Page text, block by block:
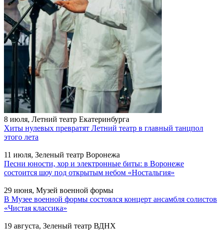
8 июля, Летний театр Екатеринбурга
Хиты нулевых превратят Летний театр в главный танцпол
этого лета
11 июля, Зеленый театр Воронежа
Песни юности, хор и электронные биты: в Воронеже
состоится шоу под открытым небом «Ностальгия»
29 июня, Музей военной формы
В Музее военной формы состоялся концерт ансамбля солистов
«Чистая классика»
19 августа, Зеленый театр ВДНХ